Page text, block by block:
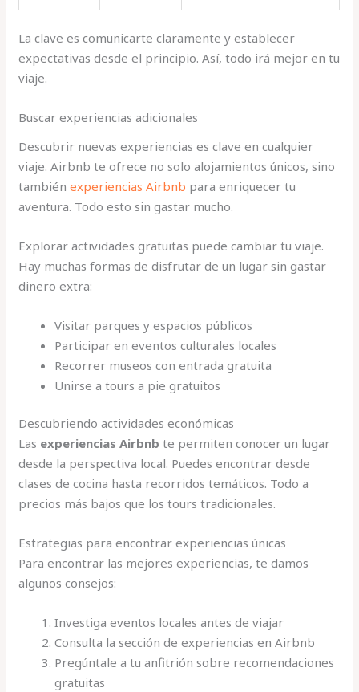
La clave es comunicarte claramente y establecer
expectativas desde el principio. Así, todo irá mejor en tu
viaje.
Buscar experiencias adicionales
Descubrir nuevas experiencias es clave en cualquier
viaje. Airbnb te ofrece no solo alojamientos únicos, sino
tambiénexperiencias Airbnb para enriquecer tu
aventura. Todo esto sin gastar mucho.
Explorar actividades gratuitas puede cambiar tu viaje.
Hay muchas formas de disfrutar de un lugar sin gastar
dinero extra:
Visitar parques y espacios públicos
Participar en eventos culturales locales
Recorrer museos con entrada gratuita
Unirse a tours a pie gratuitos
Descubriendo actividades económicas
Las experiencias Airbnb te permiten conocer un lugar
desde la perspectiva local. Puedes encontrar desde
clases de cocina hasta recorridos temáticos. Todo a
precios más bajos que los tours tradicionales.
Estrategias para encontrar experiencias únicas
Para encontrar las mejores experiencias, te damos
algunos consejos:
Investiga eventos locales antes de viajar
Consulta la sección de experiencias en Airbnb
Pregúntale a tu anfitrión sobre recomendaciones
gratuitas